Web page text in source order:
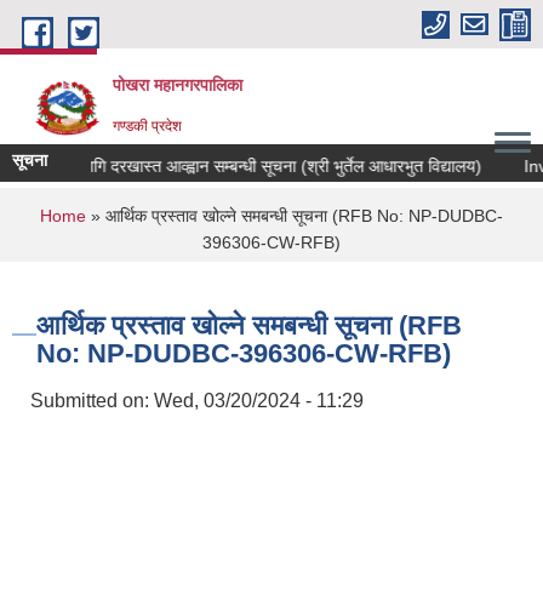
Skip to main content
पोखरा महानगरपालिका
गण्डकी प्रदेश
सूचनालागि दरखास्त आव्ह्वान सम्बन्धी सूचना (श्री भुर्तेल आधारभुत विद्यालय)
You are here
Home » आर्थिक प्रस्ताव खोल्ने समबन्धी सूचना (RFB No: NP-DUDBC-
396306-CW-RFB)
आर्थिक प्रस्ताव खोल्ने समबन्धी सूचना (RFB
No: NP-DUDBC-396306-CW-RFB)
Submitted on: Wed, 03/20/2024 - 11:29